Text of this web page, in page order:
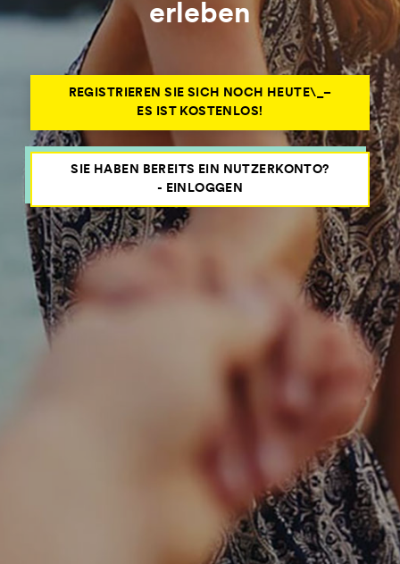
erleben
REGISTRIEREN SIE SICH NOCH HEUTE\_–
ES IST KOSTENLOS!
SIE HABEN BEREITS EIN NUTZERKONTO?
- EINLOGGEN